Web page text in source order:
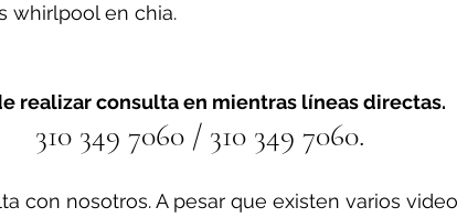
whirlpool en chia.
realizar consulta en mientras líneas directas.
310 349 7060 / 310 349 7060.
con nosotros. A pesar que existen varios